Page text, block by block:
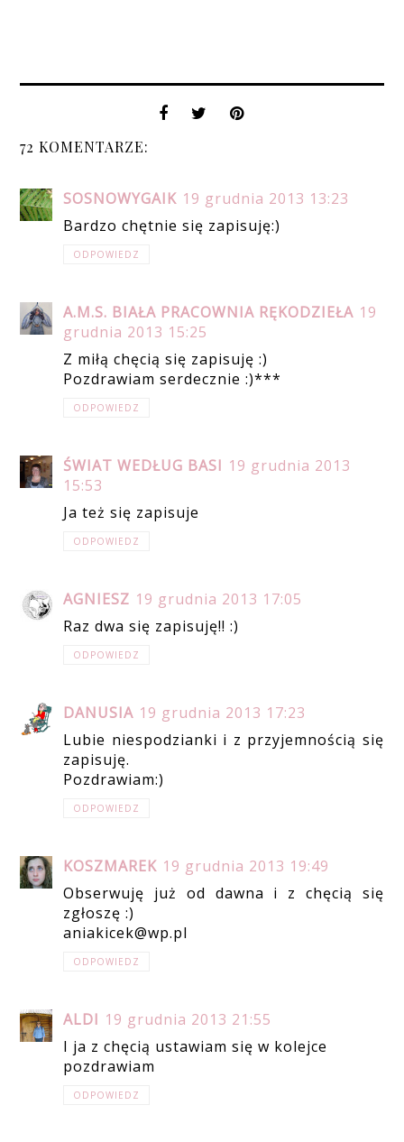
72 KOMENTARZE:
SOSNOWYGAIK 19 grudnia 2013 13:23
Bardzo chętnie się zapisuję:)
ODPOWIEDZ
A.M.S. BIAŁA PRACOWNIA RĘKODZIEŁA 19
grudnia 2013 15:25
Z miłą chęcią się zapisuję :)
Pozdrawiam serdecznie :)***
ODPOWIEDZ
ŚWIAT WEDŁUG BASI 19 grudnia 2013
15:53
Ja też się zapisuje
ODPOWIEDZ
AGNIESZ 19 grudnia 2013 17:05
Raz dwa się zapisuję!! :)
ODPOWIEDZ
DANUSIA 19 grudnia 2013 17:23
Lubie niespodzianki i z przyjemnością się
zapisuję.
Pozdrawiam:)
ODPOWIEDZ
KOSZMAREK 19 grudnia 2013 19:49
Obserwuję już od dawna i z chęcią się
zgłoszę :)
aniakicek@wp.pl
ODPOWIEDZ
ALDI 19 grudnia 2013 21:55
I ja z chęcią ustawiam się w kolejce
pozdrawiam
ODPOWIEDZ